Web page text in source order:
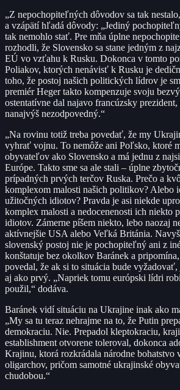
„Z nepochopiteľných dôvodov sa tak
a vzápätí hľadá dôvody: „Jediný
tak nemohlo stať. Pre mňa úplne
rozhodli, že Slovensko sa stane jedným z
EÚ vo vzťahu k Rusku. Dokonca v tomto
Poliakov, ktorých nenávisť k Rusku je
toho, že postoj našich politických lídrov je
premiér Heger takto kompenzuje svoju
ostentatívne dal najavo francúzsky
nanajvýš nezodpovedný.“
„Na rovinu totiž treba povedať, že my
vyhrať vojnu. To nemôže ani Poľsko, ktoré
obyvateľov ako Slovensko a má jednu z
Európe. Takto sme sa ale stali – úplne
prípadných prvých terčov Ruska. Prečo a
komplexom malosti našich politikov? Alebo
užitočných idiotov? Pravda je asi niekde
komplex malosti a nedocenenosti ich niekto
idiotov. Zámerne píšem niekto, lebo naozaj
aktívnejšie USA alebo Veľká Británia.
slovenský postoj nie je pochopiteľný ani z
konštatuje bez okolkov Baránek a
povedal, že ak si to situácia bude
aj ako prvý. „Napriek tomu európski lídri
použil,“ dodáva.
Baránek vidí situáciu na Ukrajine inak ako
„My sa tu teraz nehrajme na to, že Putin
demokraciu. Nie. Prepadol kleptokraciu,
establishment otvorene toleroval, dokonca
Krajinu, ktorá rozkrádala národne bohatstvo
oligarchov, pričom samotné ukrajinské
chudobou.“